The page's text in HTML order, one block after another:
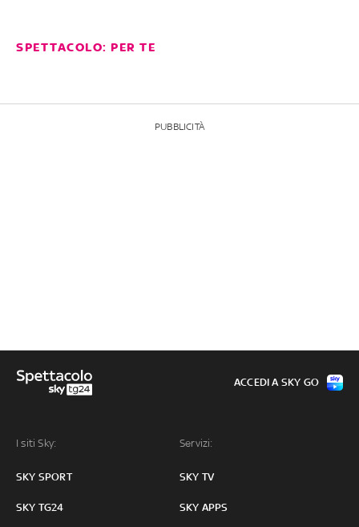
SPETTACOLO: PER TE
PUBBLICITÀ
I siti Sky:
SKY SPORT
SKY TG24
Servizi:
SKY TV
SKY APPS
ACCEDI A SKY GO